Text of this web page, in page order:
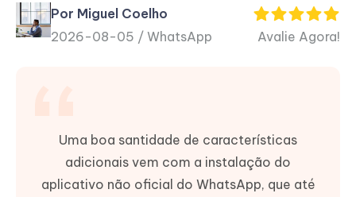
for iOS
iAnyGo
Por Miguel Coelho
2026-08-05 / WhatsApp Avalie Agora!
Uma boa santidade de características
adicionais vem com a instalação do
aplicativo não oficial do WhatsApp, que até